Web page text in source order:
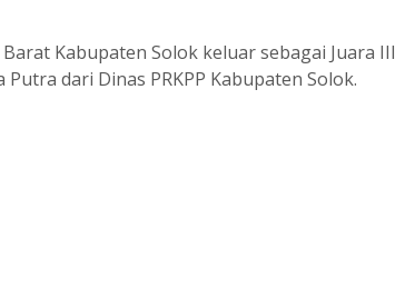
Kabupaten Solok keluar sebagai Juara III
dari Dinas PRKPP Kabupaten Solok.